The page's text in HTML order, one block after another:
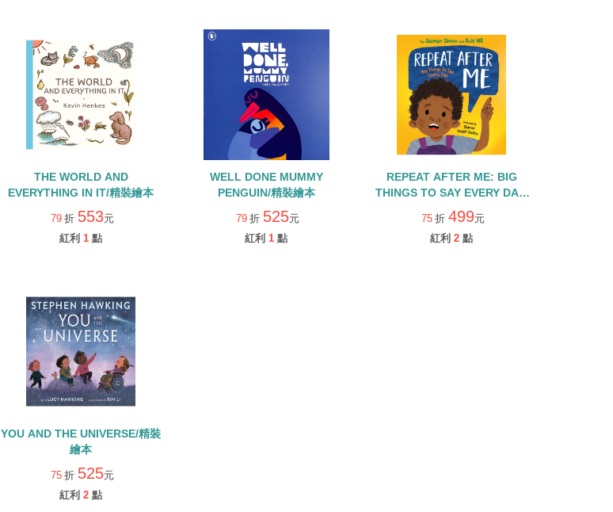
THE WORLD AND
EVERYTHING IN IT/精裝繪本
79 折 553元
紅利 1 點
WELL DONE MUMMY
PENGUIN/精裝繪本
79 折 525元
紅利 1 點
REPEAT AFTER ME: BIG
THINGS TO SAY EVERY DAY/
精裝繪本
75 折 499元
紅利 2 點
YOU AND THE UNIVERSE/精裝
繪本
75 折 525元
紅利 2 點